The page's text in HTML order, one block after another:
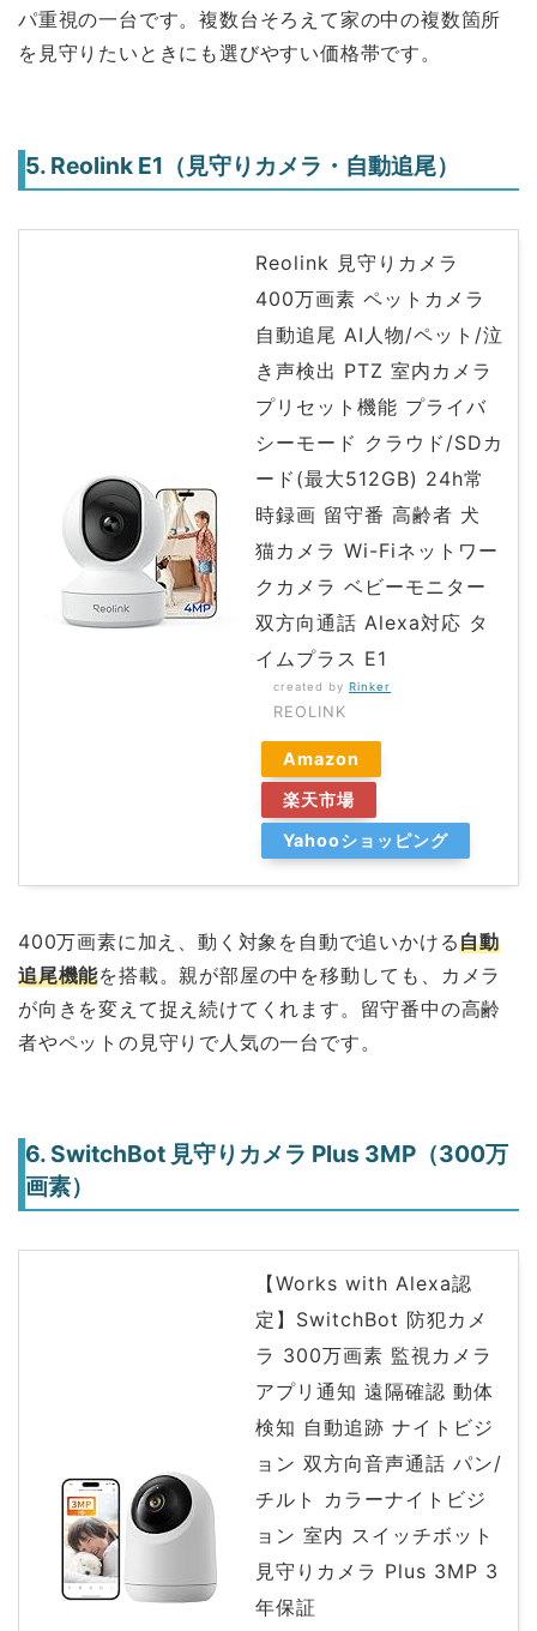
パ重視の一台です。複数台そろえて家の中の複数箇所
を見守りたいときにも選びやすい価格帯です。
5. Reolink E1（見守りカメラ・自動追尾）
Reolink 見守りカメラ
400万画素 ペットカメラ
自動追尾 AI人物/ペット/泣
き声検出 PTZ 室内カメラ
プリセット機能 プライバ
シーモード クラウド/SDカ
ード(最大512GB) 24h常
時録画 留守番 高齢者 犬
猫カメラ Wi-Fiネットワー
クカメラ ベビーモニター
双方向通話 Alexa対応 タ
イムプラス E1
created by Rinker
REOLINK
Amazon
楽天市場
Yahooショッピング
400万画素に加え、動く対象を自動で追いかける自動
追尾機能を搭載。親が部屋の中を移動しても、カメラ
が向きを変えて捉え続けてくれます。留守番中の高齢
者やペットの見守りで人気の一台です。
6. SwitchBot 見守りカメラ Plus 3MP（300万
画素）
【Works with Alexa認
定】SwitchBot 防犯カメ
ラ 300万画素 監視カメラ
アプリ通知 遠隔確認 動体
検知 自動追跡 ナイトビジ
ョン 双方向音声通話 パン/
チルト カラーナイトビジ
ョン 室内 スイッチボット
見守りカメラ Plus 3MP 3
年保証